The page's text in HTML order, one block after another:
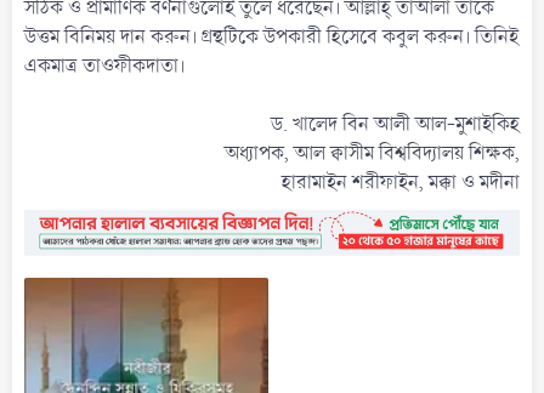
সঠিক ও প্রামাণিক বর্ণনাগুলোই তুলে ধরেছেন। আল্লাহ্ তাআলা তাকে
উত্তম বিনিময় দান করুন। গ্রন্থটিকে উপকারী হিসেবে কবুল করুন। তিনিই
একমাত্র তাওফীকদাতা।
ড. খালেদ বিন আলী আল-মুশাইকিহ
অধ্যাপক, আল ক্বাসীম বিশ্ববিদ্যালয় শিক্ষক,
হারামাইন শরীফাইন, মক্কা ও মদীনা​